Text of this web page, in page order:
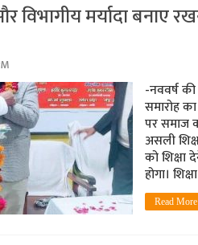
विभागीय मर्यादा बनाए
-नववर्ष
समारोह
पर समाज
असली
को शिक्षा
होगा।
Read